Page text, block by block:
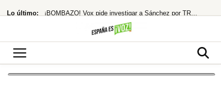
al Lo último: ¡BOMBAZO! Vox pide investigar a Sánchez por TRAICIÓN y ALTA TRAICIÓN a España
La brutal transformación en ‘Primetime’ contra pederastas